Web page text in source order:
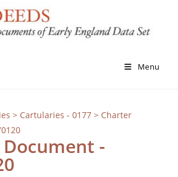
Menu
> Cartularies - 0177> Charter
-